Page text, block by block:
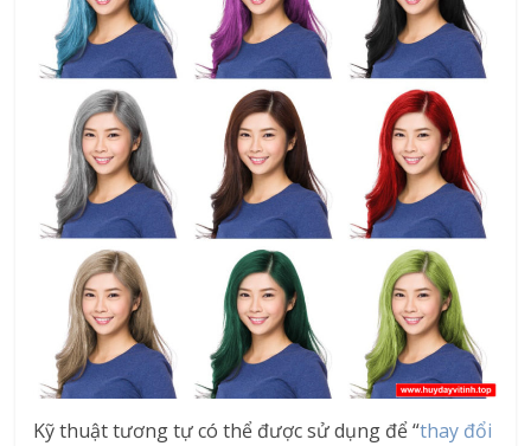
Kỹ thuật tương tự có thể được sử dụng để “thay đổi